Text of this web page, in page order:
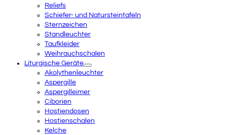
Reliefs
Schiefer- und Natursteintafeln
Sternzeichen
Standleuchter
Taufkleider
Weihrauchschalen
Liturgische Geräte
Akolythenleuchter
Aspergille
Aspergilleimer
Ciborien
Hostiendosen
Hostienschalen
Kelche